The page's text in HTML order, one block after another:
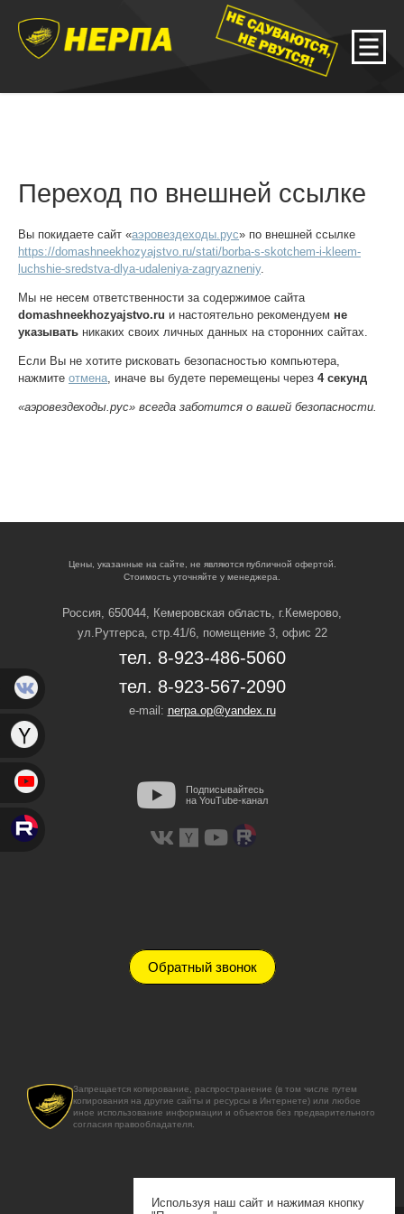
Переход по внешней ссылке
Вы покидаете сайт «аэровездеходы.рус» по внешней ссылке
https://domashneekhozyajstvo.ru/stati/borba-s-skotchem-i-kleem-
luchshie-sredstva-dlya-udaleniya-zagryazneniy.
Мы не несем ответственности за содержимое сайта
domashneekhozyajstvo.ru и настоятельно рекомендуем не
указывать никаких своих личных данных на сторонних сайтах.
Если Вы не хотите рисковать безопасностью компьютера,
нажмите отмена , иначе вы будете перемещены через 4секунд
«аэровездеходы.рус» всегда заботится о вашей безопасности.
Цены, указанные на сайте, не являются публичной офертой.
Стоимость уточняйте у менеджера.
Россия, 650044, Кемеровская область, г.Кемерово,
ул.Рутгерса, стр.41/6, помещение 3, офис 22
тел. 8-923-486-5060
тел. 8-923-567-2090
e-mail: nerpa.op@yandex.ru
Подписывайтесь
на YouTube-канал
Обратный звонок
Запрещается копирование, распространение (в том числе путем
копирования на другие сайты и ресурсы в Интернете) или любое
иное использование информации и объектов без предварительного
согласия правообладателя.
Используя наш сайт и нажимая кнопку